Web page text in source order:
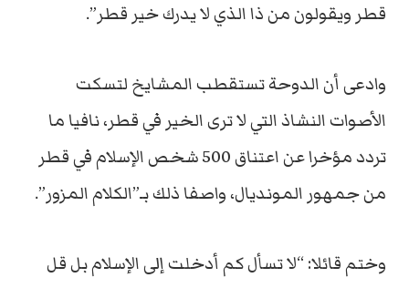
قطر ويقولون من ذا الذي لا يدرك خير قطر”.
وادعى أن الدوحة تستقطب المشايخ لتسكت
الأصوات النشاذ التي لا ترى الخير في قطر، نافيا ما
تردد مؤخرا عن اعتناق 500 شخص الإسلام في قطر
من جمهور المونديال، واصفا ذلك بـ”الكلام المزور”.
وختم قائلا: “لا تسأل كم أدخلت إلى الإسلام بل قل